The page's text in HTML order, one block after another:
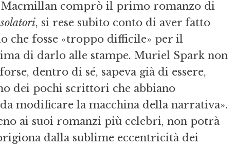
Macmillan comprò il primo romanzo di
, si rese subito conto di aver fatto
che fosse «troppo difficile» per il
di darlo alle stampe. Muriel Spark non
dentro di sé, sapeva già di essere,
dei pochi scrittori che abbiano
modificare la macchina della narrativa».
ai suoi romanzi più celebri, non potrà
dalla sublime eccentricità dei